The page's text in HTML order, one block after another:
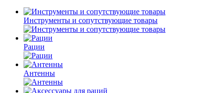
Инструменты и сопутствующие товары
Рации
Антенны